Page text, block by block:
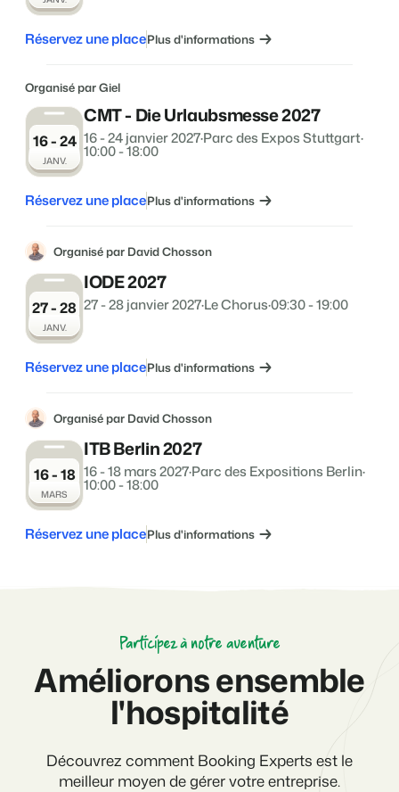
Réservez une placePlus d'informations
Organisé par Giel
16 - 24
JANV.
CMT - Die Urlaubsmesse 2027
16 - 24 janvier 2027·Parc des Expos Stuttgart·
10:00 - 18:00
Réservez une placePlus d'informations
Organisé par David Chosson
27 - 28
JANV.
IODE 2027
27 - 28 janvier 2027·Le Chorus·09:30 - 19:00
Réservez une placePlus d'informations
Organisé par David Chosson
16 - 18
MARS
ITB Berlin 2027
16 - 18 mars 2027·Parc des Expositions Berlin·
10:00 - 18:00
Réservez une placePlus d'informations
Participez à notre aventure
Améliorons ensemble
l'hospitalité
Découvrez comment Booking Experts est le
meilleur moyen de gérer votre entreprise.